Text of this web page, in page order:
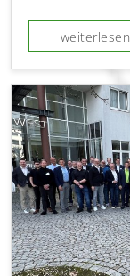
weiterlesen